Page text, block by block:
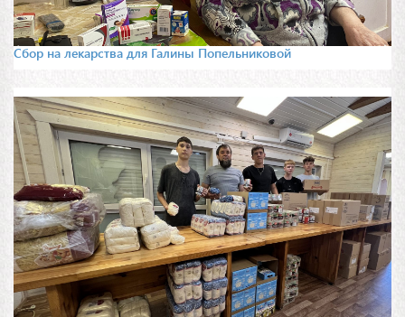
Сбор на лекарства для Галины Попельниковой